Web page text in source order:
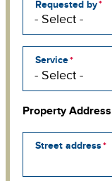
Requested by
Service
Property Address
Street address